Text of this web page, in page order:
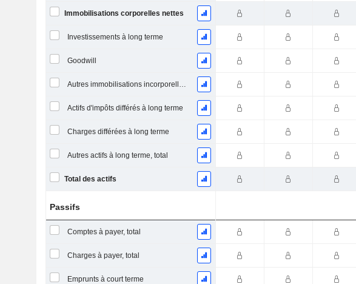
Immobilisations corporelles nettes
Investissements à long terme
Goodwill
Autres immobilisations incorporelles, total
Actifs d'impôts différés à long terme
Charges différées à long terme
Autres actifs à long terme, total
Total des actifs
Passifs
Comptes à payer, total
Charges à payer, total
Emprunts à court terme